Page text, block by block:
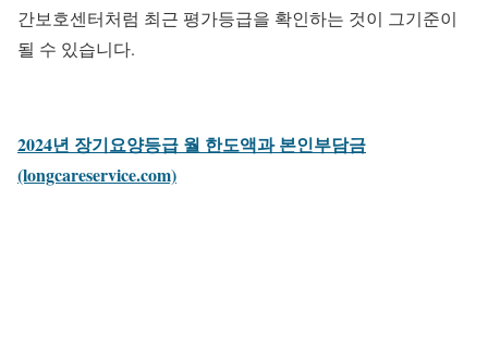
간보호센터처럼 최근 평가등급을 확인하는 것이 그기준이
될 수 있습니다.
2024년 장기요양등급 월 한도액과 본인부담금
(longcareservice.com)